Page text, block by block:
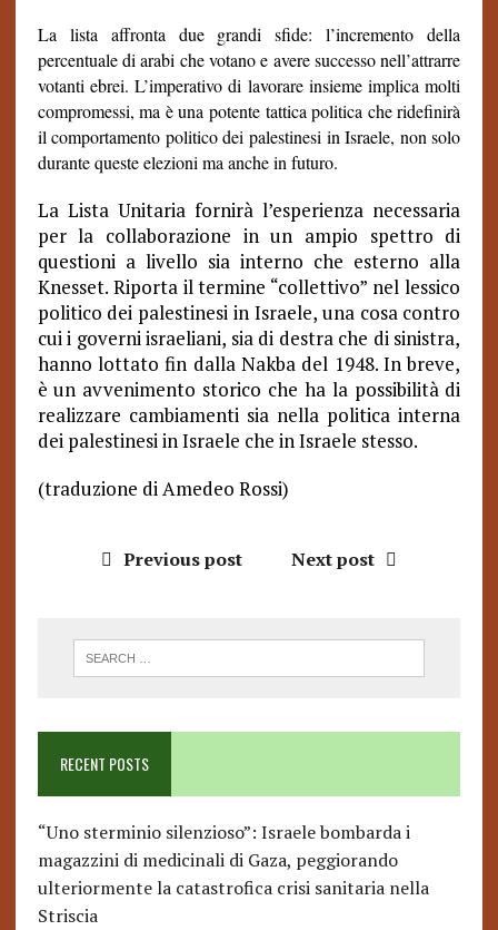
La lista affronta due grandi sfide: l’incremento della
percentuale di arabi che votano e avere successo nell’attrarre
votanti ebrei. L’imperativo di lavorare insieme implica molti
compromessi, ma è una potente tattica politica che ridefinirà
il comportamento politico dei palestinesi in Israele, non solo
durante queste elezioni ma anche in futuro.
La Lista Unitaria fornirà l’esperienza necessaria
per la collaborazione in un ampio spettro di
questioni a livello sia interno che esterno alla
Knesset. Riporta il termine “collettivo” nel lessico
politico dei palestinesi in Israele, una cosa contro
cui i governi israeliani, sia di destra che di sinistra,
hanno lottato fin dalla Nakba del 1948. In breve,
è un avvenimento storico che ha la possibilità di
realizzare cambiamenti sia nella politica interna
dei palestinesi in Israele che in Israele stesso.
(traduzione di Amedeo Rossi)
Previous post Next post
RECENT POSTS
“Uno sterminio silenzioso”: Israele bombarda i
magazzini di medicinali di Gaza, peggiorando
ulteriormente la catastrofica crisi sanitaria nella
Striscia